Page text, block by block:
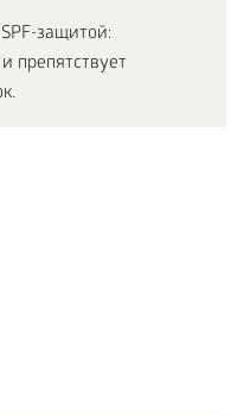
защитой:
препятствует